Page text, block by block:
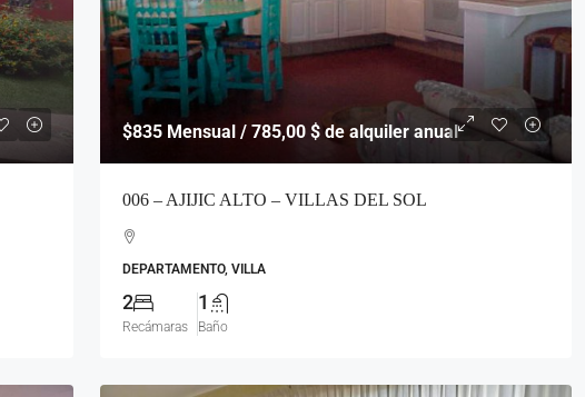
$835 Mensual / 785,00 $ de alquiler anual
006 – AJIJIC ALTO – VILLAS DEL SOL
DEPARTAMENTO, VILLA
2
Recámaras
1
Baño